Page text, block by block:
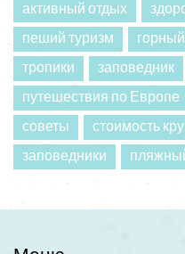
активный отдых
пеший туризм
тропики
заповедник
путешествия по Европе
советы
стоимость
заповедники